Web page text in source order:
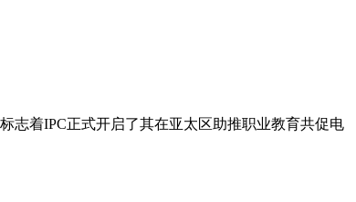
志着IPC正式开启了其在亚太区助推职业教育共促电